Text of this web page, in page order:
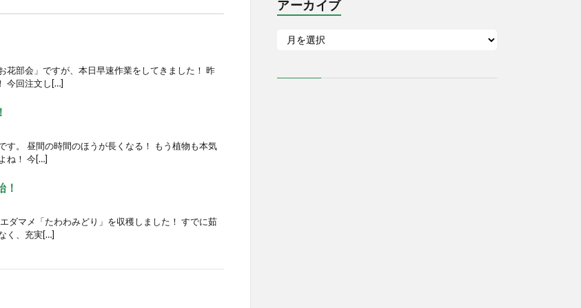
花部会」ですが、本日早速作業をしてきました！ 昨
今回注文し[…]
す。 昼間の時間のほうが長くなる！ もう植物も本気
ね！ 今[…]
！
ダマメ「たわわみどり」を収穫しました！ すでに茹
く、充実[…]
アーカイブ